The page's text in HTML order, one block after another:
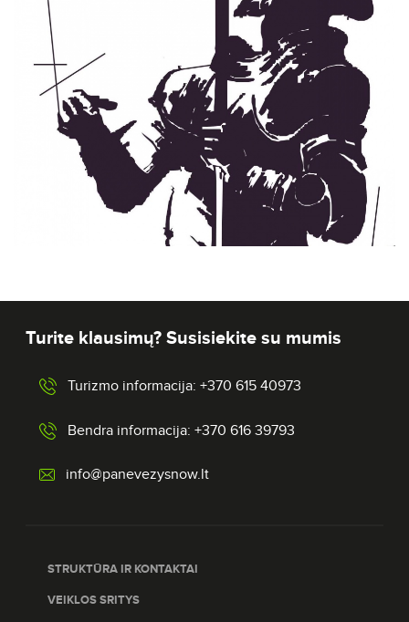
Turite klausimų? Susisiekite su mumis
Turizmo informacija: +370 615 40973
Bendra informacija: +370 616 39793
info@panevezysnow.lt
STRUKTŪRA IR KONTAKTAI
VEIKLOS SRITYS